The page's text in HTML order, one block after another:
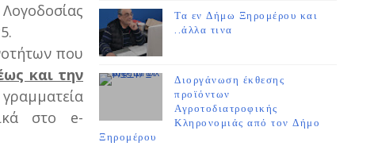
που
και την
στο e-
Τα εν Δήμω Ξηρομέρου και
..άλλα τινα
Διοργάνωση έκθεσης
προϊόντων
Αγροτοδιατροφικής
Κληρονομιάς από τον Δήμο
Ξηρομέρου